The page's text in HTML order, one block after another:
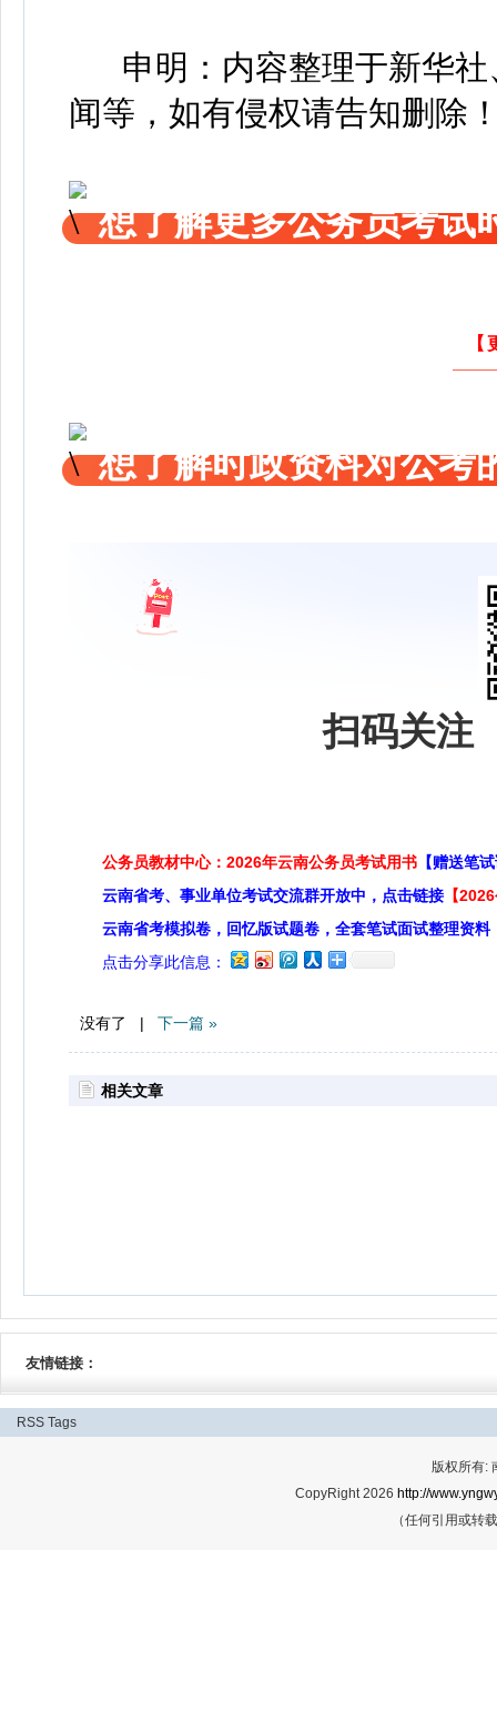
申明：内容整理于新华社
闻等，如有侵权请告知删除
想了解更多公务员考试
想了解时政资料对公考
扫码关注
公务员教材中心：2026年云南公务员考试用书 【赠送笔
云南省考、事业单位考试交流群开放中，点击链接 【
云南省考模拟卷，回忆版试题卷，全套笔试面试整理资料
点击分享此信息：
没有了 | 下一篇 »
相关文章
友情链接：
RSS Tags
版权所有:
CopyRight 2026 http://
（任何引用或转